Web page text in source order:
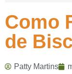
Como
de
Patty Martins